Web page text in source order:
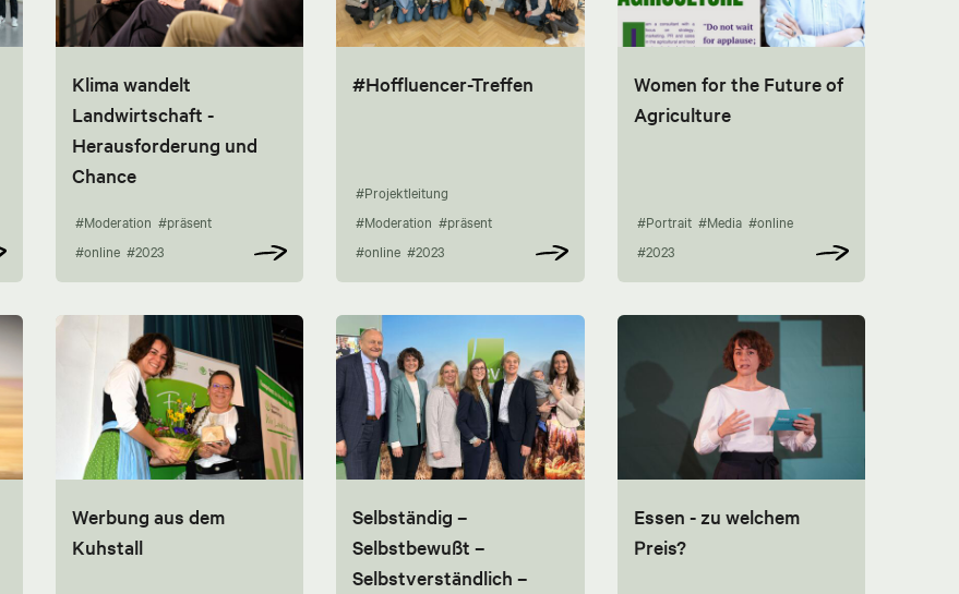
Klima wandelt
Landwirtschaft -
Herausforderung und
Chance
#Moderation #präsent
#online #2023
#Hoffluencer-Treffen
#Projektleitung
#Moderation #präsent
#online #2023
Women for the Future of
Agriculture
#Portrait #Media #online
#2023
Werbung aus dem
Kuhstall
Selbständig –
Selbstbewußt –
Selbstverständlich –
Essen - zu welchem
Preis?